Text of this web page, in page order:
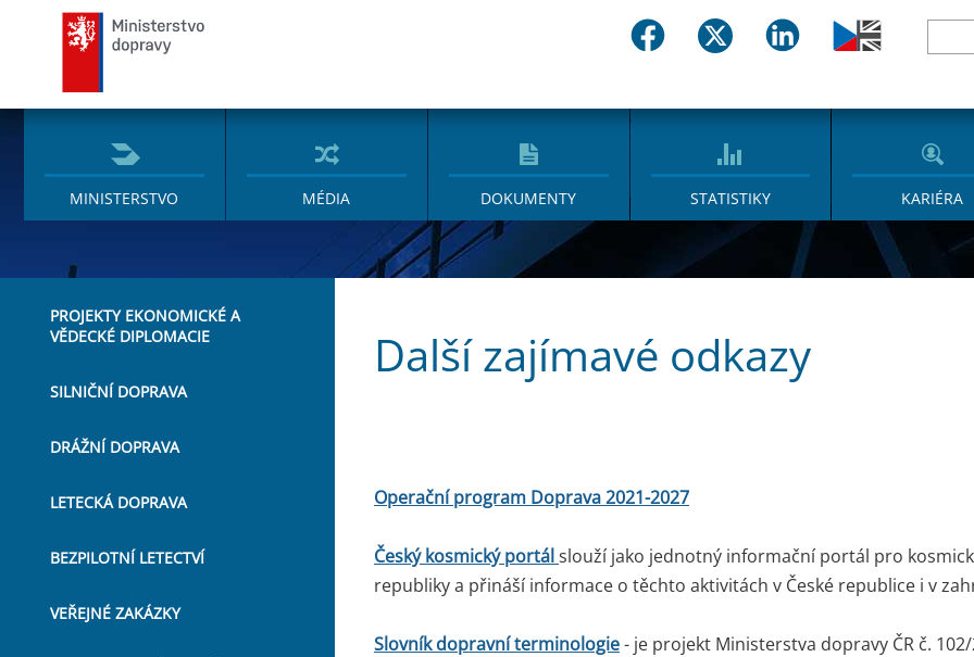
MINISTERSTVO MÉDIA DOKUMENTY STATISTIKY KARIÉRA
PROJEKTY EKONOMICKÉ A
VĚDECKÉ DIPLOMACIE
SILNIČNÍ DOPRAVA
DRÁŽNÍ DOPRAVA
LETECKÁ DOPRAVA
BEZPILOTNÍ LETECTVÍ
VEŘEJNÉ ZAKÁZKY
Další zajímavé odkazy
Operační program Doprava 2021-2027
Český kosmický portálslouží jako jednotný informační portál pro
republiky a přináší informace o těchto aktivitách v České republice i v
Slovník dopravní terminologie- je projekt Ministerstva dopravy ČR č. 102/